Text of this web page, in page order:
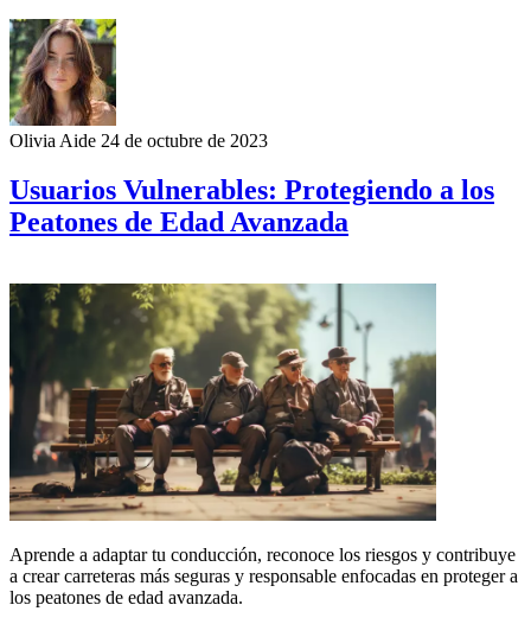
Olivia Aide 24 de octubre de 2023
Usuarios Vulnerables: Protegiendo a los
Peatones de Edad Avanzada
Aprende a adaptar tu conducción, reconoce los riesgos y contribuye
a crear carreteras más seguras y responsable enfocadas en proteger a
los peatones de edad avanzada.